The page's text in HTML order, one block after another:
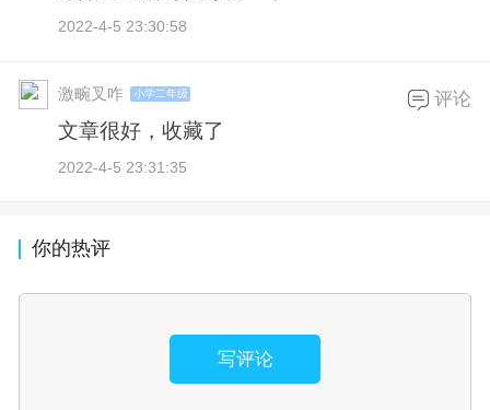
2022-4-5 23:30:58
激畹叉咋 小学二年级
文章很好，收藏了
2022-4-5 23:31:35
评论
你的热评
写评论